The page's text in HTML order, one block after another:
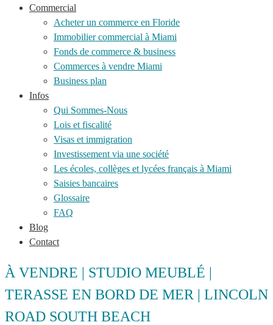
Commercial
Acheter un commerce en Floride
Immobilier commercial à Miami
Fonds de commerce & business
Commerces à vendre Miami
Business plan
Infos
Qui Sommes-Nous
Lois et fiscalité
Visas et immigration
Investissement via une société
Les écoles, collèges et lycées français à Miami
Saisies bancaires
Glossaire
FAQ
Blog
Contact
À VENDRE | STUDIO MEUBLÉ |
TERASSE EN BORD DE MER | LINCOLN
ROAD SOUTH BEACH